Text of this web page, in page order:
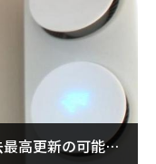
高更新の可能性